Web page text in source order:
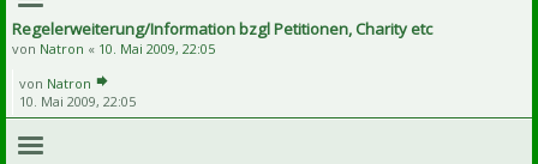
Regelerweiterung/Information bzgl Petitionen, Charity etc
von Natron « 10. Mai 2009, 22:05
von Natron
10. Mai 2009, 22:05